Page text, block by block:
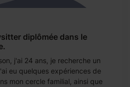
diplômée dans le
j'ai 24 ans, je recherche un
eu quelques expériences de
mon cercle familial, ainsi que